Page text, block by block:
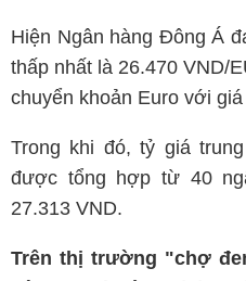
Hiện Ngân hàng Đông Á
thấp nhất là 26.470 VND/
chuyển khoản Euro với
Trong khi đó, tỷ giá
được tổng hợp từ 40
27.313 VND.
Trên thị trường "chợ